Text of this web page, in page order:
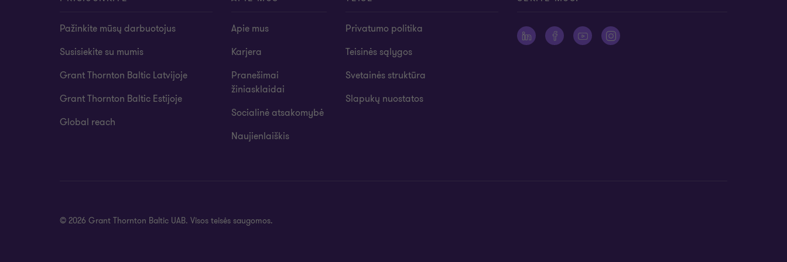
Pažinkite mūsų darbuotojus
Susisiekite su mumis
Grant Thornton Baltic Latvijoje
Grant Thornton Baltic Estijoje
Global reach
Apie mus
Karjera
Pranešimai
žiniasklaidai
Socialinė atsakomybė
Naujienlaiškis
Privatumo politika
Teisinės sąlygos
Svetainės struktūra
Slapukų nuostatos
© 2026 Grant Thornton Baltic UAB. Visos teisės saugomos.